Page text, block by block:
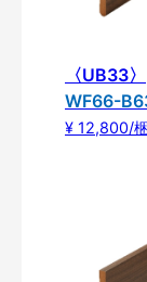
〈UB33〉
WF66-
¥ 12,800/梱